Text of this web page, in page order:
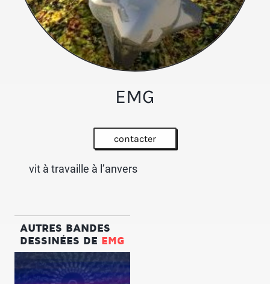
EMG
contacter
vit à travaille à l’anvers
AUTRES BANDES
DESSINÉES DE EMG